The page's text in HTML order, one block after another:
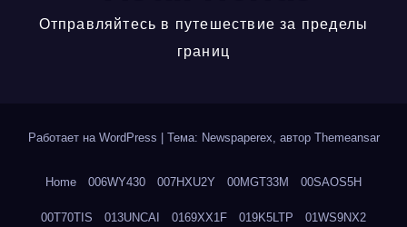
Отправляйтесь в путешествие за пределы
границ
Работает на WordPress Тема: Newspaperex, автор Themeansar
Home 006WY430 007HXU2Y 00MGT33M 00SAOS5H
00T70TIS 013UNCAI 0169XX1F 019K5LTP 01WS9NX2